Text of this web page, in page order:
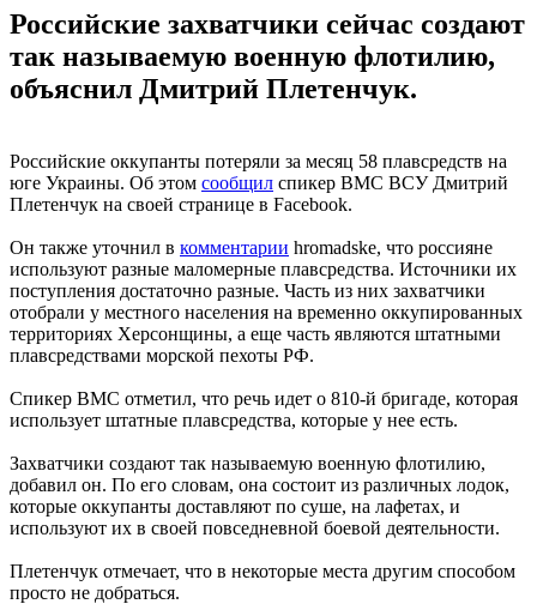
Российские захватчики сейчас создают
так называемую военную флотилию,
объяснил Дмитрий Плетенчук.
Российские оккупанты потеряли за месяц 58 плавсредств на
юге Украины. Об этом сообщил спикер ВМС ВСУ Дмитрий
Плетенчук на своей странице в Facebook.
Он также уточнил в комментарии hromadske, что россияне
используют разные маломерные плавсредства. Источники их
поступления достаточно разные. Часть из них захватчики
отобрали у местного населения на временно оккупированных
территориях Херсонщины, а еще часть являются штатными
плавсредствами морской пехоты РФ.
Спикер ВМС отметил, что речь идет о 810-й бригаде, которая
использует штатные плавсредства, которые у нее есть.
Захватчики создают так называемую военную флотилию,
добавил он. По его словам, она состоит из различных лодок,
которые оккупанты доставляют по суше, на лафетах, и
используют их в своей повседневной боевой деятельности.
Плетенчук отмечает, что в некоторые места другим способом
просто не добраться.